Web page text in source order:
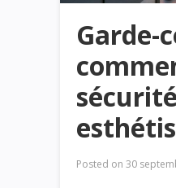
Garde-
Posted on 30